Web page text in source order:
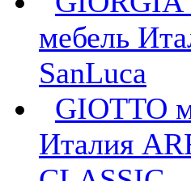
мебель
SanLuca
GIOTTO
Италия